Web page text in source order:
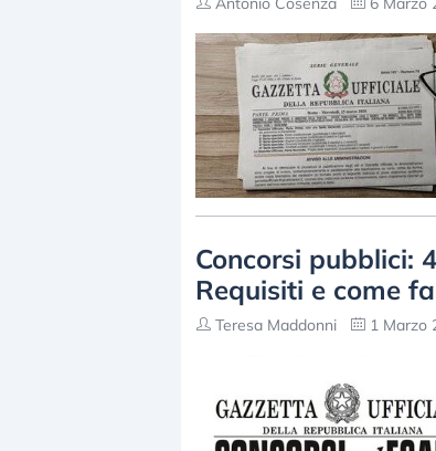
Concorsi pubblici:
Requisiti e come
Teresa Maddonni 1 Marzo